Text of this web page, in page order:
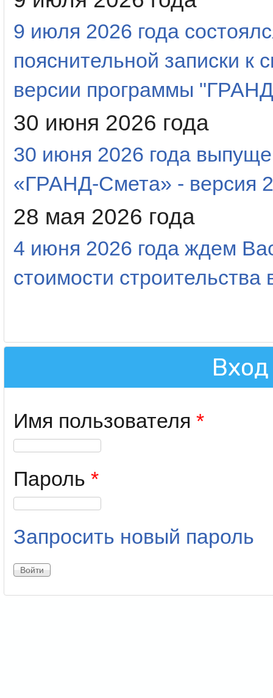
9 июля 2026 года
пояснительной записки к
версии программы
30 июня 2026 года
30 июня 2026 года
«ГРАНД-Смета» - версия
28 мая 2026 года
4 июня 2026 года ждем
стоимости строительства
Имя пользователя *
Пароль *
Запросить новый пароль